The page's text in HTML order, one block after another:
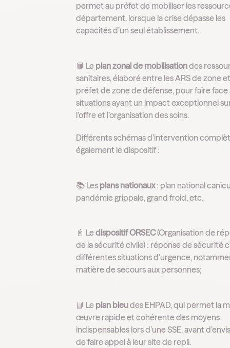
permet au préfet de mobiliser les
département, lorsque la crise dépasse les
capacités d’un seul établissement.
📙 Le plan zonal de mobilisationdes
sanitaires, élaboré entre les ARS de zone
préfet de zone de défense, pour faire face
situations ayant un impact exceptionnel
l’offre et l’organisation des soins.
Différents schémas d’intervention
également le dispositif :
📚 Les plans nationaux: plan national
pandémie grippale, grand froid, etc.
📓 Ledispositif ORSEC(Organisation de
de la sécurité civile) : réponse de sécurité
différentes situations d’urgence,
matière de secours aux personnes;
📘 Le plan bleudes EHPAD, qui permet la
œuvre rapide et cohérente des moyens
indispensables lors d’une SSE, avant
de faire appel à leur site de repli.